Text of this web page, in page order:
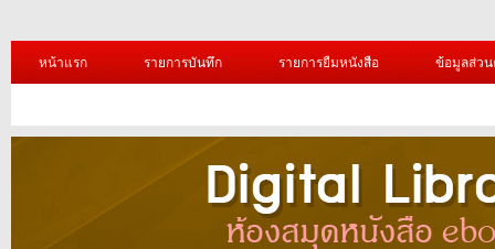
หน้าแรก รายการบันทึก รายการยืมหนังสือ ข้อมูลส่ว